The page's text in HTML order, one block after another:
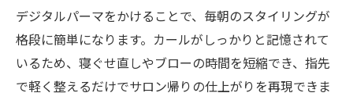
デジタルパーマが向く髪質・希望スタイル
とは
カールの持続力を重視するならデジタルパーマ
デジタルパーマで長持ちカールを実現する
デジタルパーマをかけることで、毎朝のスタイリングが
格段に簡単になります。カールがしっかりと記憶されて
いるため、寝ぐせ直しやブローの時間を短縮でき、指先
で軽く整えるだけでサロン帰りの仕上がりを再現できま